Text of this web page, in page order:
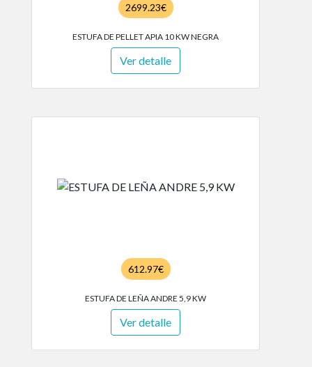
2699.23€
ESTUFA DE PELLET APIA 10 KW NEGRA
Ver detalle
612.97€
ESTUFA DE LEÑA ANDRE 5,9 KW
Ver detalle